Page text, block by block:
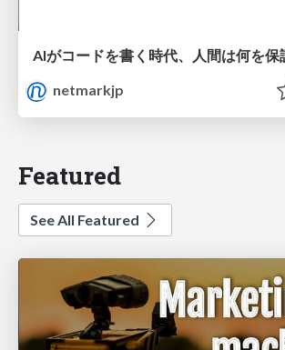
netmarkjp
Featured
See All Featured